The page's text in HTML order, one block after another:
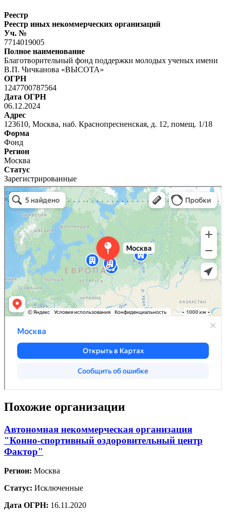
Реестр
Реестр иных некоммерческих организаций
Уч. №
7714019005
Полное наименование
Благотворительный фонд поддержки молодых ученых имени
В.П. Чичканова «ВЫСОТА»
ОГРН
1247700787564
Дата ОГРН
06.12.2024
Адрес
123610, Москва, наб. Краснопресненская, д. 12, помещ. 1/18
Форма
Фонд
Регион
Москва
Статус
Зарегистрированные
Похожие организации
Автономная некоммерческая организация
"Конно-спортивный оздоровительный центр
Фактор"
Регион: Москва
Статус: Исключенные
Дата ОГРН: 16.11.2020